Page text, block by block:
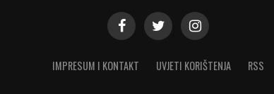
IMPRESUM I KONTAKT UVJETI KORIŠTENJA RSS